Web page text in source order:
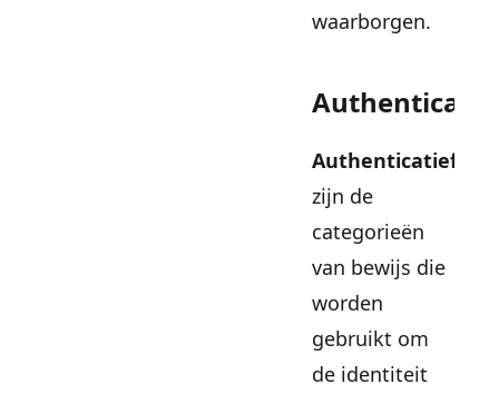
waarborgen.
zijn de
categorieën
van bewijs die
worden
gebruikt om
de identiteit